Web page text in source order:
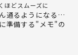
ほどスムーズに
通るようになる…
準備する"メモ"の